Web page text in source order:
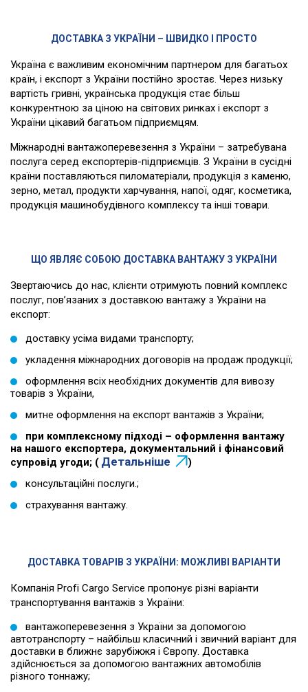
ДОСТАВКА З УКРАЇНИ – ШВИДКО І ПРОСТО
Україна є важливим економічним партнером для багатьох
країн, і експорт з України постійно зростає. Через низьку
вартість гривні, українська продукція стає більш
конкурентною за ціною на світових ринках і експорт з
України цікавий багатьом підприємцям.
Міжнародні вантажоперевезення з України – затребувана
послуга серед експортерів-підприємців. З України в сусідні
країни поставляються пиломатеріали, продукція з каменю,
зерно, метал, продукти харчування, напої, одяг, косметика,
продукція машинобудівного комплексу та інші товари.
ЩО ЯВЛЯЄ СОБОЮ ДОСТАВКА ВАНТАЖУ З УКРАЇНИ
Звертаючись до нас, клієнти отримують повний комплекс
послуг, пов’язаних з доставкою вантажу з України на
експорт:
доставку усіма видами транспорту;
укладення міжнародних договорів на продаж продукції;
оформлення всіх необхідних документів для вивозу
товарів з України,
митне оформлення на експорт вантажів з України;
при комплексному підході – оформлення вантажу
на нашого експортера, документальний і фінансовий
супровід угоди; ( Детальніше
)
консультаційні послуги.;
страхування вантажу.
ДОСТАВКА ТОВАРІВ З УКРАЇНИ: МОЖЛИВІ ВАРІАНТИ
Компанія Profi Cargo Service пропонує різні варіанти
транспортування вантажів з України:
вантажоперевезення з України за допомогою
автотранспорту – найбільш класичний і звичний варіант для
доставки в ближнє зарубіжжя і Європу. Доставка
здійснюється за допомогою вантажних автомобілів
різного тоннажу;